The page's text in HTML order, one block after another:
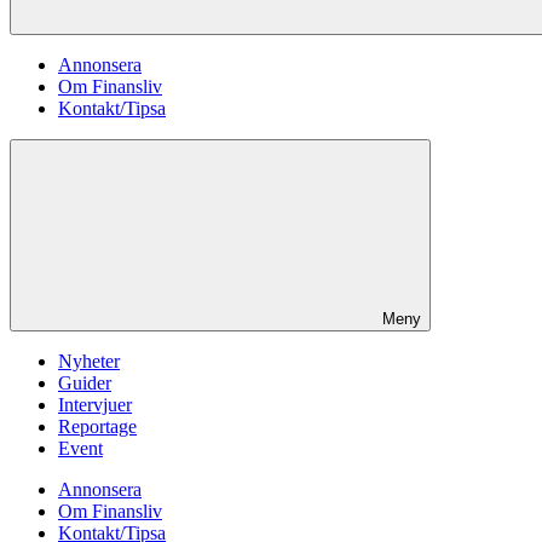
Annonsera
Om Finansliv
Kontakt/Tipsa
Meny
Nyheter
Guider
Intervjuer
Reportage
Event
Annonsera
Om Finansliv
Kontakt/Tipsa